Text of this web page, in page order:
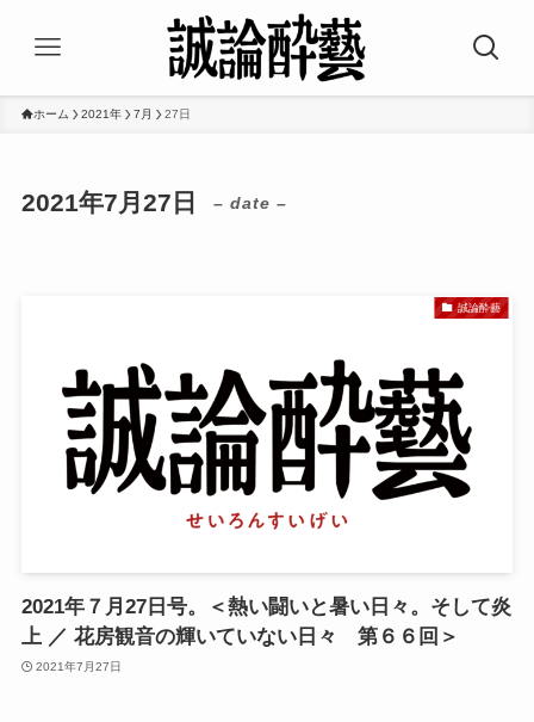
ホーム 2021年 7月 27日
2021年7月27日 – date –
誠論酔藝
2021年７月27日号。＜熱い闘いと暑い日々。そして炎
上 ／ 花房観音の輝いていない日々 第６６回＞
2021年7月27日